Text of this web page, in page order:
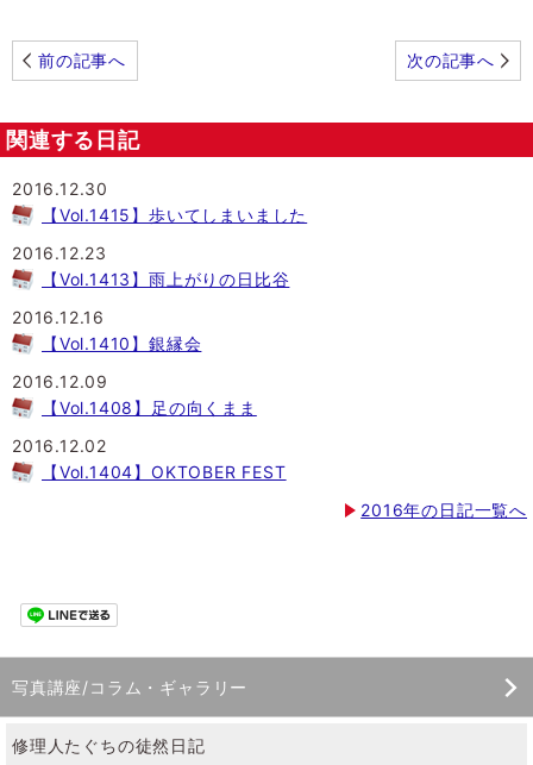
前の記事へ 次の記事へ
関連する日記
2016.12.30
【Vol.1415】歩いてしまいました
2016.12.23
【Vol.1413】雨上がりの日比谷
2016.12.16
【Vol.1410】銀縁会
2016.12.09
【Vol.1408】足の向くまま
2016.12.02
【Vol.1404】OKTOBER FEST
2016年の日記一覧へ
写真講座/コラム・ギャラリー
修理人たぐちの徒然日記